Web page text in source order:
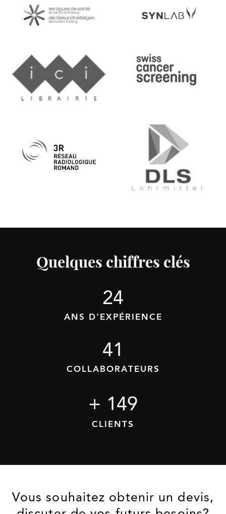
Quelques chiffres clés​
ANS D'EXPÉRIENCE
25
COLLABORATEURS
42
CLIENTS
+ 178
Vous souhaitez obtenir un devis,